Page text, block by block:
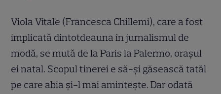
Viola Vitale (Francesca Chillemi), care a fost
implicată dintotdeauna în jurnalismul de
modă, se mută de la Paris la Palermo, orașul
ei natal. Scopul tinerei e să-și găsească tatăl
pe care abia și-l mai amintește. Dar odată